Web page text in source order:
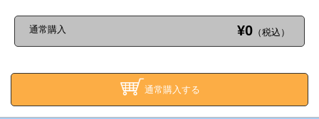
通常購入 ¥0 （税込）
通常購入する